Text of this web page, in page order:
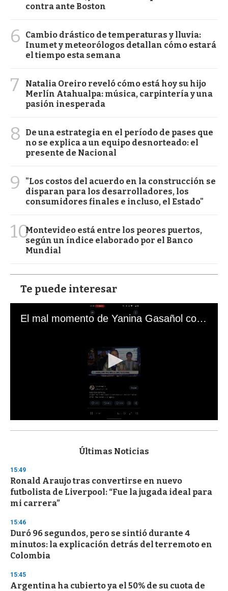
contra ante Boston
6
Cambio drástico de temperaturas y lluvia:
Inumet y meteorólogos detallan cómo estará
el tiempo esta semana
7
Natalia Oreiro reveló cómo está hoy su hijo
Merlín Atahualpa: música, carpintería y una
pasión inesperada
8
De una estrategia en el período de pases que
no se explica a un equipo desnorteado: el
presente de Nacional
9
"Los costos del acuerdo en la construcción se
disparan para los desarrolladores, los
consumidores finales e incluso, el Estado"
10Montevideo está entre los peores puertos,
según un índice elaborado por el Banco
Mundial
Te puede interesar
El mal momento de Yanina Gasañol con un hincha argentino en "Subrayado"
s
d
s
o
f
3
s
e
c
o
n
Últimas Noticias
15:49
Ronald Araujo tras convertirse en nuevo
futbolista de Liverpool: “Fue la jugada ideal para
mi carrera”
15:46
Duró 96 segundos, pero se sintió durante 4
minutos: la explicación detrás del terremoto en
Colombia
15:45
Argentina ha cubierto ya el 50% de su cuota de